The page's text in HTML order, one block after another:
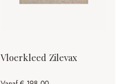
Vloerkleed Zilevax